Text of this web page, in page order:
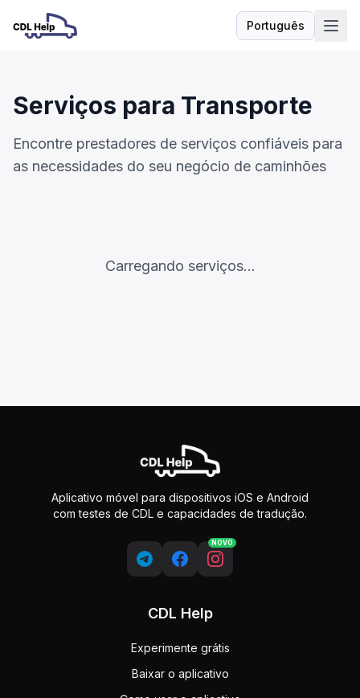
Português
Idioma
Serviços para Transporte
Encontre prestadores de serviços confiáveis para
as necessidades do seu negócio de caminhões
Carregando serviços...
Aplicativo móvel para dispositivos iOS e Android
com testes de CDL e capacidades de tradução.
NOVO
CDL Help
Experimente grátis
Baixar o aplicativo